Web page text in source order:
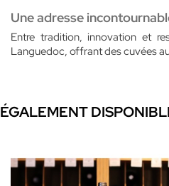
Une adresse
Entre tradition, innovation et
Languedoc, offrant des cuvées
ÉGALEMENT